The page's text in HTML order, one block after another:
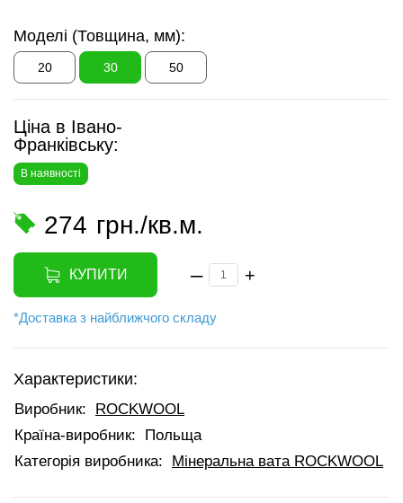
Моделі (Товщина, мм):
20 30 50
Ціна в Івано-
Франківську:
В наявності
274 грн./кв.м.
КУПИТИ – +
*Доставка з найближчого складу
Характеристики:
Виробник:
ROCKWOOL
Країна-виробник:
Польща
Категорія виробника:
Мінеральна вата ROCKWOOL